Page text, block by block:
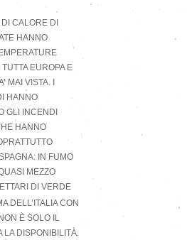
CALORE DI
HANNO
EUROPA E
MAI VISTA. I
HANNO
GLI INCENDI
HANNO
IN FUMO
MEZZO
DI VERDE
DELL’ITALIA CON
È SOLO IL
LA DISPONIBILITÀ.